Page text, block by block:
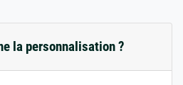
la personnalisation ?